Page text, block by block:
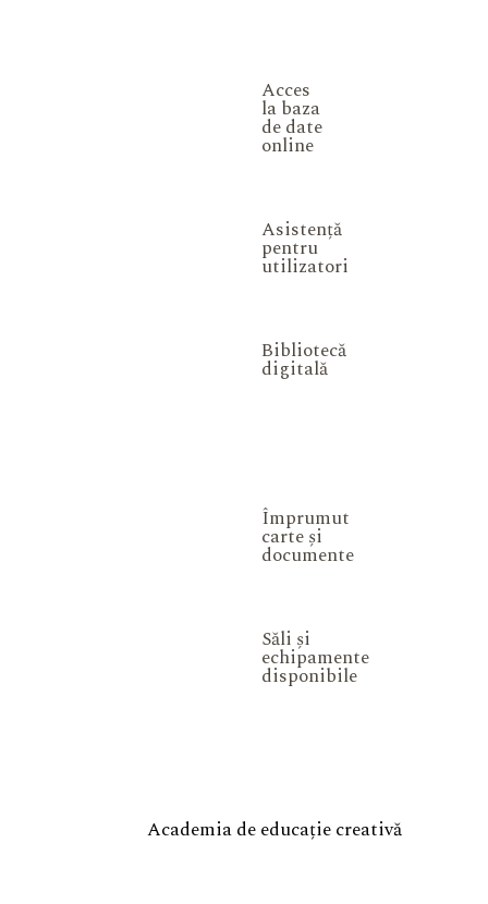
Acces
la baza
de date
online
Asistență
pentru
utilizatori
Bibliotecă
digitală
Împrumut
carte și
documente
Săli și
echipamente
disponibile
Academia de educație creativă